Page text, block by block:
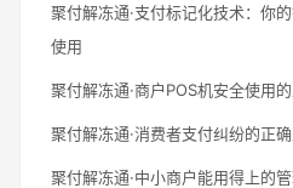
聚付解冻通·支付标记化技术：你
使用
聚付解冻通·商户POS机安全使用
聚付解冻通·消费者支付纠纷的正
聚付解冻通·中小商户能用得上的